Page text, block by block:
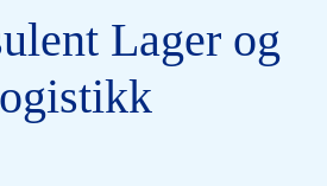
Lager og